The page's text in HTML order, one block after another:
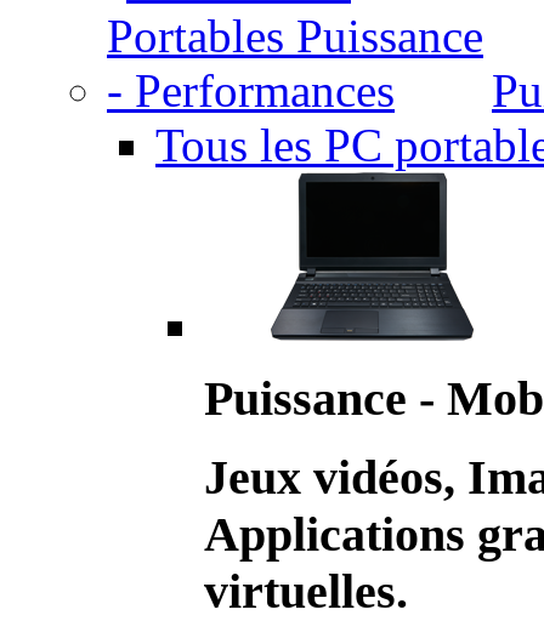
Tous les PC
Puissance -
Jeux vidéos,
Applications
virtuelles.